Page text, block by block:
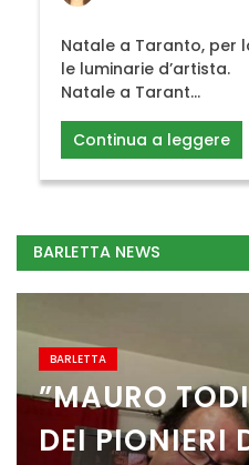
Natale a Taranto, per
le luminarie
Natale a Tarant...
Continua a leggere
BARLETTA NEWS
BARLETTA
”MAURO
DEI PIONIERI